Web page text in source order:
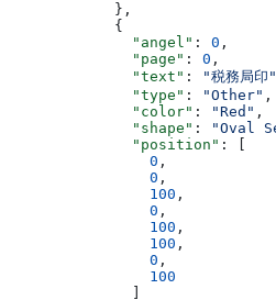
            },
            {
              "angel"
: 0 ,
              "page"
: 0 ,
              "text"
: "税務局印"
              "type"
: "Other" ,
              "color"
: "Red" ,
              "shape"
: "Oval
              "position"
: [
                0
,
                0
,
                100
,
                0
,
                100
,
                100
,
                0
,
                100